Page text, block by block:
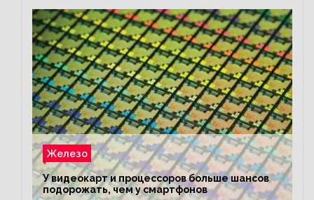
Железо
У видеокарт и процессоров больше шансов
подорожать, чем у смартфонов